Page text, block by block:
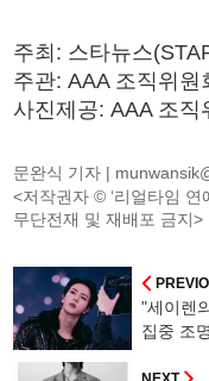
주최: 스타뉴스
주관: AAA 조직위원
사진제공: AAA 조
문완식 기자 |
<저작권자 © ‘리얼타임 연
무단전재 및 재배포 금지>
"세이렌
집중 조명